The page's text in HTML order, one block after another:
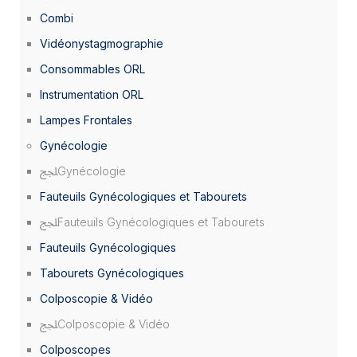
Combi
Vidéonystagmographie
Consommables ORL
Instrumentation ORL
Lampes Frontales
Gynécologie
Gynécologie
Fauteuils Gynécologiques et Tabourets
Fauteuils Gynécologiques et Tabourets
Fauteuils Gynécologiques
Tabourets Gynécologiques
Colposcopie & Vidéo
Colposcopie & Vidéo
Colposcopes